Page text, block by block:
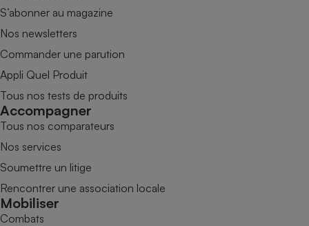
S’abonner au magazine
Nos newsletters
Commander une parution
Appli Quel Produit
Tous nos tests de produits
Accompagner
Tous nos comparateurs
Nos services
Soumettre un litige
Rencontrer une association locale
Mobiliser
Combats